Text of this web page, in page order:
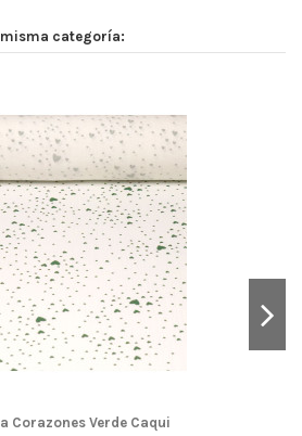
categoría:
Corazones Verde Caqui